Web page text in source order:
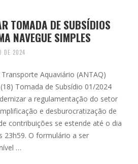
TOMADA DE SUBSÍDIOS
NAVEGUE SIMPLES
DE 2024
Aquaviário (ANTAQ)
Tomada de Subsídio 01/2024
a regulamentação do setor
e desburocratização de
contribuições se estende até o dia
23h59. O formulário a ser
…